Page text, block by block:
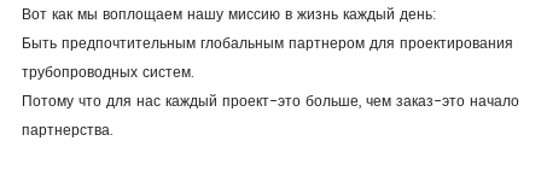
Вот как мы воплощаем нашу миссию в жизнь каждый день:
Быть предпочтительным глобальным партнером для проектирования
трубопроводных систем.
Потому что для нас каждый проект-это больше, чем заказ-это начало
партнерства.